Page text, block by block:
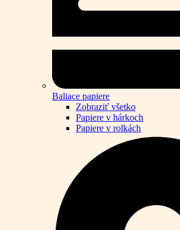
Baliace papiere
Zobraziť všetko
Papiere v hárkoch
Papiere v rolkách